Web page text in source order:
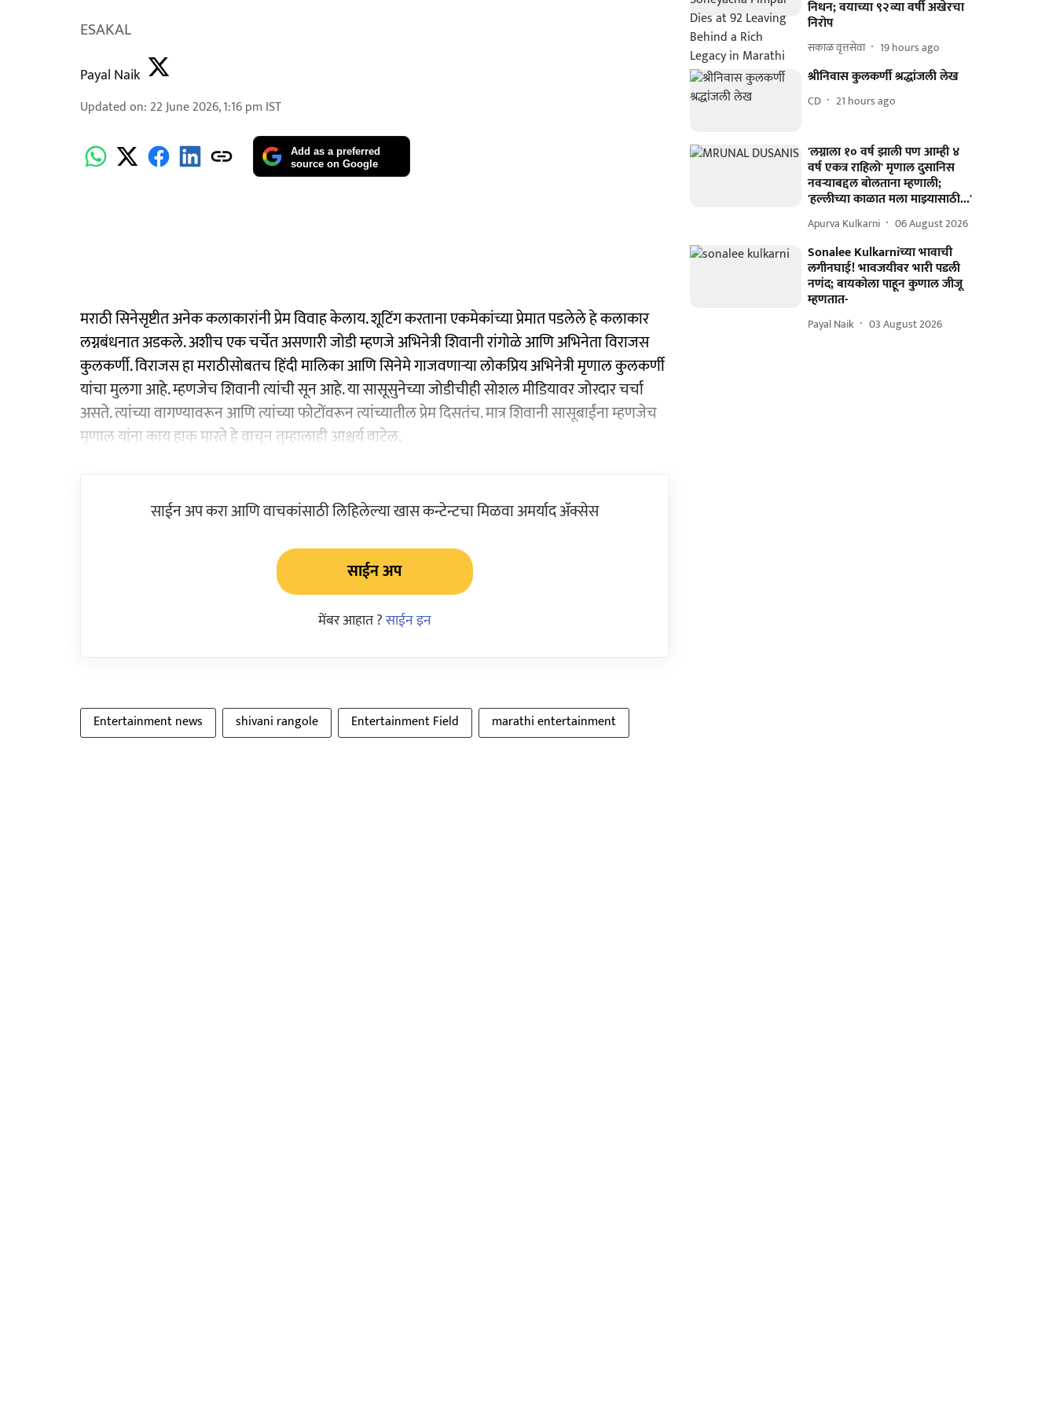
ESAKAL
Payal Naik
Updated on: 22 June 2026, 1:16 pm IST
Add as a preferred
source on Google
मराठी सिनेसृष्टीत अनेक कलाकारांनी प्रेम विवाह केलाय. शूटिंग करताना एकमेकांच्या प्रेमात पडलेले हे कलाकार
लग्नबंधनात अडकले. अशीच एक चर्चेत असणारी जोडी म्हणजे अभिनेत्री शिवानी रांगोळे आणि अभिनेता विराजस
कुलकर्णी. विराजस हा मराठीसोबतच हिंदी मालिका आणि सिनेमे गाजवणाऱ्या लोकप्रिय अभिनेत्री मृणाल कुलकर्णी
यांचा मुलगा आहे. म्हणजेच शिवानी त्यांची सून आहे. या सासूसुनेच्या जोडीचीही सोशल मीडियावर जोरदार चर्चा
असते. त्यांच्या वागण्यावरून आणि त्यांच्या फोटोंवरून त्यांच्यातील प्रेम दिसतंच. मात्र शिवानी सासूबाईंना म्हणजेच
मृणाल यांना काय हाक मारते हे वाचून तुम्हालाही आश्चर्य वाटेल.
साईन अप करा आणि वाचकांसाठी लिहिलेल्या खास कन्टेन्टचा मिळवा अमर्याद ॲक्सेस
साईन अप
मेंबर आहात ?साईन इन
Entertainment news shivani rangole Entertainment Field marathi entertainment
निधन; वयाच्या ९२व्या वर्षी अखेरचा
निरोप
सकाळ वृत्तसेवा 19 hours ago
श्रीनिवास कुलकर्णी श्रद्धांजली लेख
CD 21 hours ago
'लग्नाला १० वर्ष झाली पण आम्ही ४
वर्ष एकत्र राहिलो' मृणाल दुसानिस
नवऱ्याबद्दल बोलताना म्हणाली;
'हल्लीच्या काळात मला माझ्यासाठी...'
Apurva Kulkarni 06 August 2026
Sonalee Kulkarniच्या भावाची
लगीनघाई! भावजयीवर भारी पडली
नणंद; बायकोला पाहून कुणाल जीजू
म्हणतात-
Payal Naik 03 August 2026